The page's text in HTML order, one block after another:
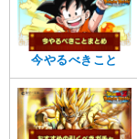
今やるべきこと